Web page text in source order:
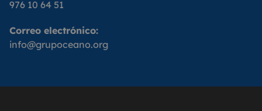
976 10 64 51
Correo electrónico:
info@grupoceano.org